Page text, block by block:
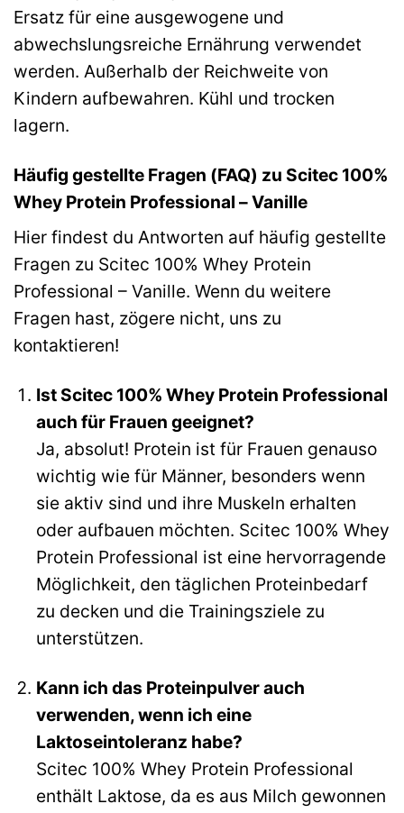
Ersatz für eine ausgewogene und
abwechslungsreiche Ernährung verwendet
werden. Außerhalb der Reichweite von
Kindern aufbewahren. Kühl und trocken
lagern.
Häufig gestellte Fragen (FAQ) zu Scitec 100%
Whey Protein Professional – Vanille
Hier findest du Antworten auf häufig gestellte
Fragen zu Scitec 100% Whey Protein
Professional – Vanille. Wenn du weitere
Fragen hast, zögere nicht, uns zu
kontaktieren!
Ist Scitec 100% Whey Protein Professional
auch für Frauen geeignet?
Ja, absolut! Protein ist für Frauen genauso
wichtig wie für Männer, besonders wenn
sie aktiv sind und ihre Muskeln erhalten
oder aufbauen möchten. Scitec 100% Whey
Protein Professional ist eine hervorragende
Möglichkeit, den täglichen Proteinbedarf
zu decken und die Trainingsziele zu
unterstützen.
Kann ich das Proteinpulver auch
verwenden, wenn ich eine
Laktoseintoleranz habe?
Scitec 100% Whey Protein Professional
enthält Laktose, da es aus Milch gewonnen